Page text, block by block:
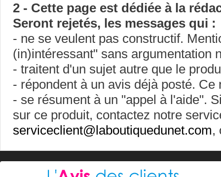
2 - Cette page est dédiée à la
Seront rejetés, les messages qui :
- ne se veulent pas constructif.
(in)intéressant" sans argumentation
- traitent d'un sujet autre que le
- répondent à un avis déjà posté. Ce
- se résument à un "appel à l'aide".
sur ce produit, contactez notre
serviceclient@laboutiquedunet.com,